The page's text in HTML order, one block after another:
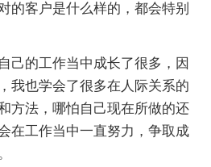
的客户是什么样的，都会特别
己的工作当中成长了很多，因
我也学会了很多在人际关系的
方法，哪怕自己现在所做的还
在工作当中一直努力，争取成